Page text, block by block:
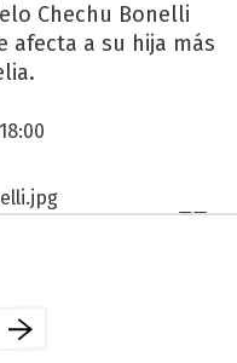
Chechu Bonelli
afecta a su hija más